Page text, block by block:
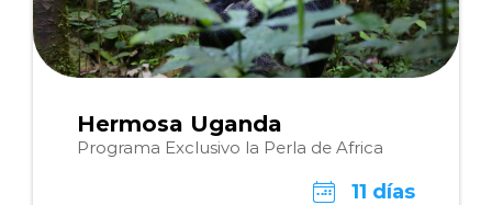
Hermosa Uganda
Programa Exclusivo la Perla de Africa
11 días